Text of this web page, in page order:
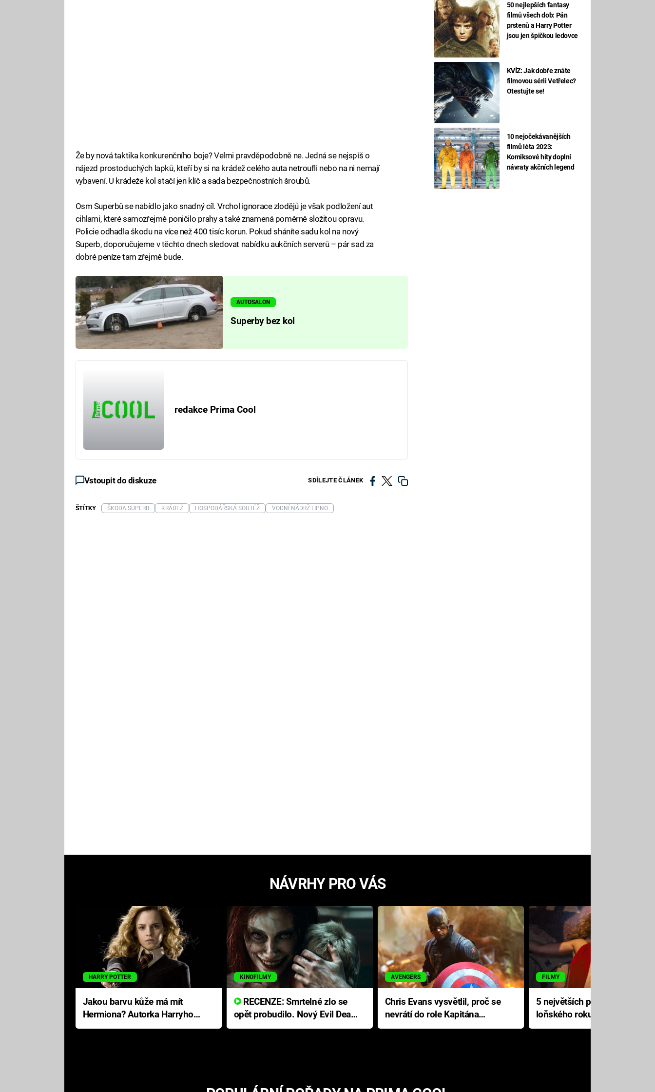
50 nejlepších fantasy
filmů všech dob: Pán
prstenů a Harry Potter
jsou jen špičkou ledovce
KVÍZ: Jak dobře znáte
filmovou sérii Vetřelec?
Otestujte se!
10 nejočekávanějších
filmů léta 2023:
Komiksové hity doplní
návraty akčních legend
Že by nová taktika konkurenčního boje? Velmi pravděpodobně ne. Jedná se nejspíš o
nájezd prostoduchých lapků, kteří by si na krádež celého auta netroufli nebo na ni nemají
vybavení. U krádeže kol stačí jen klíč a sada bezpečnostních šroubů.
Osm Superbů se nabídlo jako snadný cíl. Vrchol ignorace zlodějů je však podložení aut
cihlami, které samozřejmě poničilo prahy a také znamená poměrně složitou opravu.
Policie odhadla škodu na více než 400 tisíc korun. Pokud sháníte sadu kol na nový
Superb, doporučujeme v těchto dnech sledovat nabídku aukčních serverů – pár sad za
dobré peníze tam zřejmě bude.
AUTOSALON
Superby bez kol
redakce Prima Cool
Vstoupit do diskuze SDÍLEJTE ČLÁNEK
ŠTÍTKY ŠKODA SUPERB KRÁDEŽ HOSPODÁŘSKÁ SOUTĚŽ VODNÍ NÁDRŽ LIPNO
NÁVRHY PRO VÁS
HARRY POTTER
Jakou barvu kůže má mít
Hermiona? Autorka Harryho
Pottera přišla s ráznou
KINOFILMY
RECENZE: Smrtelné zlo se
opět probudilo. Nový Evil Dead
přichází s neodolatelnou
AVENGERS
Chris Evans vysvětlil, proč se
nevrátí do role Kapitána
Ameriky
FILMY
5 největších propadáků
loňského roku: Disney na
jediné katastrofě prodělal 200